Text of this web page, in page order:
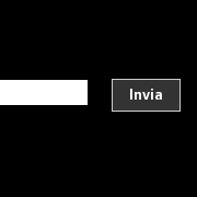
Invia